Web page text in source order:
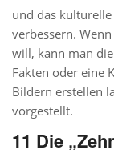
und das
verbessern.
will, kann man
Fakten oder eine
Bildern erstellen
vorgestellt.
11 Die